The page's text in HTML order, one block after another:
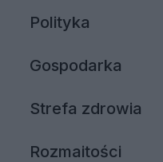
Polityka
Gospodarka
Strefa zdrowia
Rozmaitości